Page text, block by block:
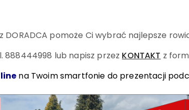
DORADCA pomoże Ci wybrać najlepsze
888444998 lub napisz przez KONTAKT z
na Twoim smartfonie do prezentacji